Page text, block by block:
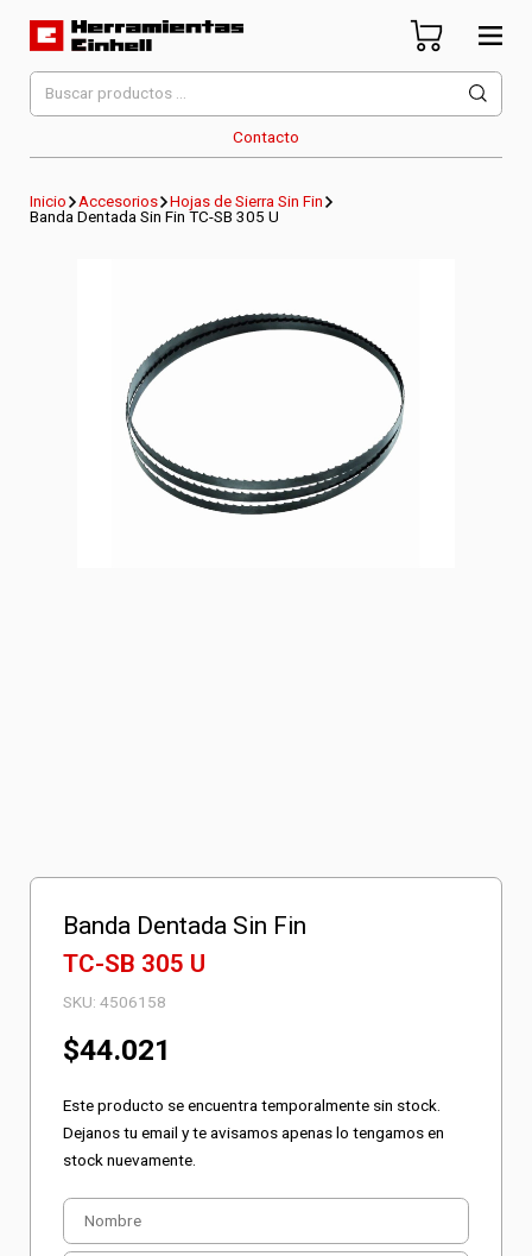
Herramientas Einhell
Distribuidor Oficial
Contacto
Buscar
por:
Inicio Accesorios
Hojas de Sierra Sin Fin
Banda Dentada Sin Fin TC-SB 305 U
Banda Dentada Sin Fin
TC-SB 305 U
SKU:4506158
$44.021
Este producto se encuentra temporalmente sin stock.
Dejanos tu email y te avisamos apenas lo tengamos en
stock nuevamente.